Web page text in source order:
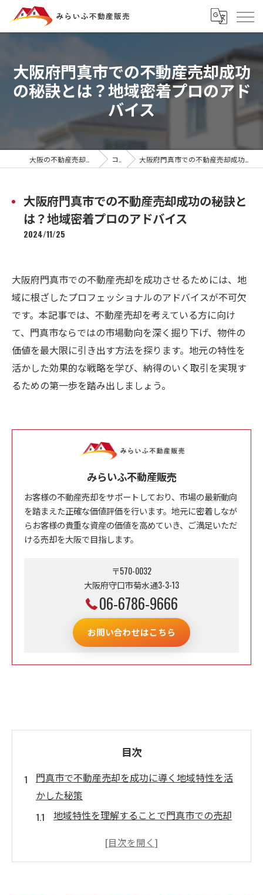
大阪府門真市での不動産売却成功
の秘訣とは？地域密着プロのアド
バイス
コラム 大阪府門真市での不動産売却成功の秘訣とは？地域密着プロのアドバイス
大阪府門真市での不動産売却成功の秘訣と
は？地域密着プロのアドバイス
2024/11/25
大阪府門真市での不動産売却を成功させるためには、地
域に根ざしたプロフェッショナルのアドバイスが不可欠
です。本記事では、不動産売却を考えている方に向け
て、門真市ならではの市場動向を深く掘り下げ、物件の
価値を最大限に引き出す方法を探ります。地元の特性を
活かした効果的な戦略を学び、納得のいく取引を実現す
るための第一歩を踏み出しましょう。
みらいふ不動産販売
お客様の不動産売却をサポートしており、市場の最新動向
を踏まえた正確な価値評価を行います。地元に密着しなが
らお客様の貴重な資産の価値を高めていき、ご満足いただ
ける売却を大阪で目指します。
〒570-0032
大阪府守口市菊水通3-3-13
06-6786-9666
お問い合わせはこちら
目次
門真市で不動産売却を成功に導く地域特性を活
かした秘策
地域特性を理解することで門真市での売却
門真市のユニークな不動産市場特性を活用